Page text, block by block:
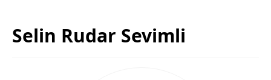
Selin Rudar Sevimli